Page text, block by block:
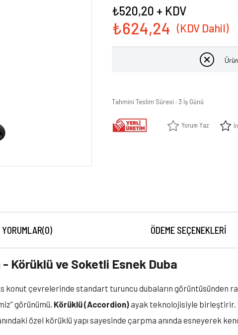
₺624,24
₺520,20 + KDV
Tahmini Teslim Süresi : 3 İş Günü
Yorum Yaz
YORUMLAR(0) ÖDEME SEÇENEKLERI
Körüklü ve Soketli Esnek Duba
çevrelerinde standart turuncu dubaların görüntüsünden
görünümü, Körüklü (Accordion)ayak teknolojisiyle birleştirir.
özel körüklü yapı sayesinde çarpma anında esneyerek